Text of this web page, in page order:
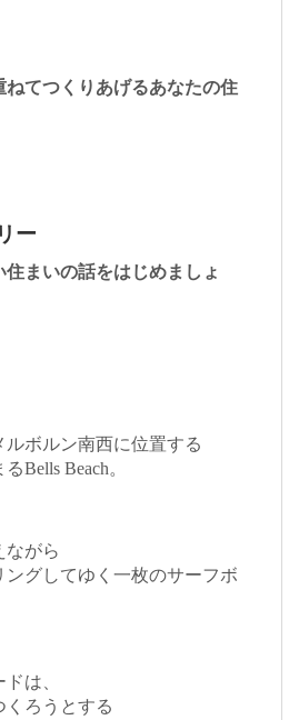
ねてつくりあげるあなたの住
ー
まいの話をはじめましょ
ボルン南西に位置する
Bells Beach。
ながら
グしてゆく一枚のサーフボ
は、
くろうとする